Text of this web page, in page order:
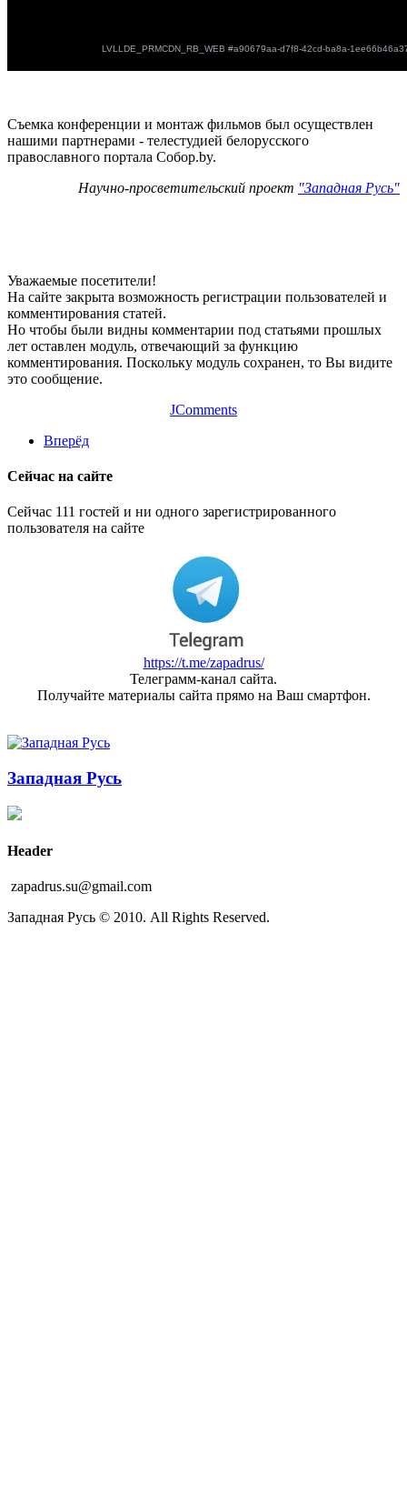
Съемка конференции и монтаж фильмов был осуществлен
нашими партнерами - телестудией белорусского
православного портала Собор.by.
Научно-просветительский проект "Западная Русь"
Уважаемые посетители!
На сайте закрыта возможность регистрации пользователей и
комментирования статей.
Но чтобы были видны комментарии под статьями прошлых
лет оставлен модуль, отвечающий за функцию
комментирования. Поскольку модуль сохранен, то Вы видите
это сообщение.
JComments
Вперёд
Сейчас на сайте
Сейчас 111 гостей и ни одного зарегистрированного
пользователя на сайте
https://t.me/zapadrus/
Телеграмм-канал сайта.
Получайте материалы сайта прямо на Ваш смартфон.
Западная Русь
Header
zapadrus.su@gmail.com
Западная Русь © 2010. All Rights Reserved.